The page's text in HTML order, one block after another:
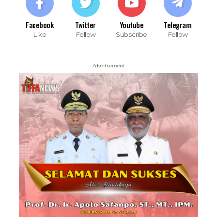
Facebook
Like
Twitter
Follow
Youtube
Subscribe
Telegram
Follow
- Advertisement -